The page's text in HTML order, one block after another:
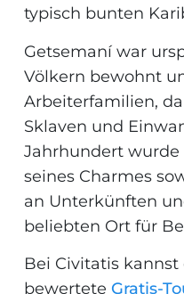
typisch bunten
Getsemaní war
Völkern bewohnt
Arbeiterfamilien,
Sklaven und
Jahrhundert
seines Charmes
an Unterkünften
beliebten Ort für
Bei Civitatis
bewertete Gratis-